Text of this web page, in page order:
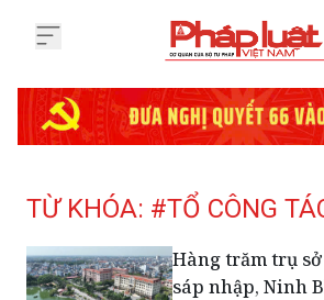
TỪ KHÓA: #TỔ CÔNG
Hàng trăm trụ
sáp nhập, Ninh